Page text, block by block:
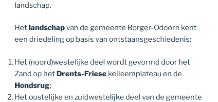
landschap.
Hetlandschapvan de gemeente Borger-Odoorn kent
een driedeling op basis van ontstaansgeschiedenis:
Het (noord)westelijke deel wordt gevormd door het
Zand op het Drents-Friese keileemplateau en de
Hondsrug;
Het oostelijke en zuidwestelijke deel van de gemeente